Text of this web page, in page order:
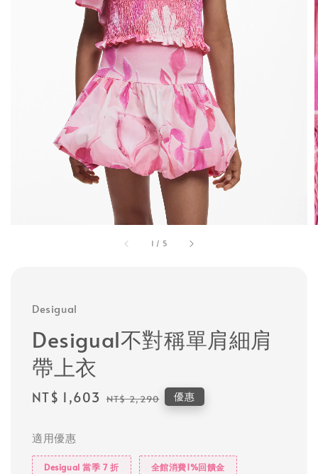
1 / 5
Desigual
Desigual不對稱單肩細肩
帶上衣
Sale
NT$ 1,603 Regular
NT$ 2,290 優惠
適用優惠
Desigual 當季 7 折 全館消費1%回饋金